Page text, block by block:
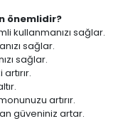
önemlidir?
kullanmanızı sağlar.
sağlar.
sağlar.
artırır.
güveniniz artar.